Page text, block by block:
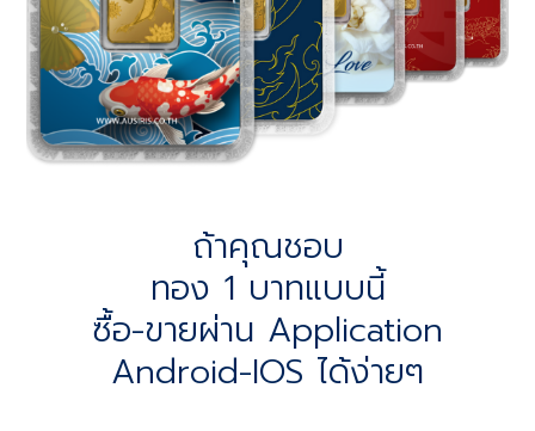
ถ้าคุณชอบ
ทอง 1 บาทแบบนี้
ซื้อ-ขายผ่าน Application
Android-IOS ได้ง่ายๆ